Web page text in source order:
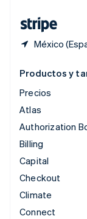
México
Productos y
Precios
Atlas
Authorization
Billing
Capital
Checkout
Climate
Connect